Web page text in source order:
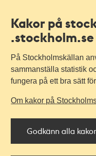
Kakor på
.stockholm.se
På Stockholmskällan
sammanställa statistik
fungera på ett bra sätt
Om kakor på
Godkänn alla kakor